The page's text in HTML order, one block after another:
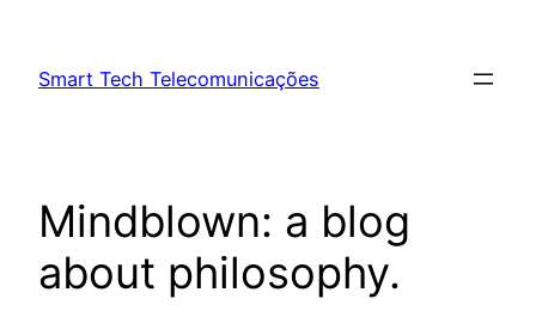
Smart Tech Telecomunicações
Mindblown: a blog
about philosophy.